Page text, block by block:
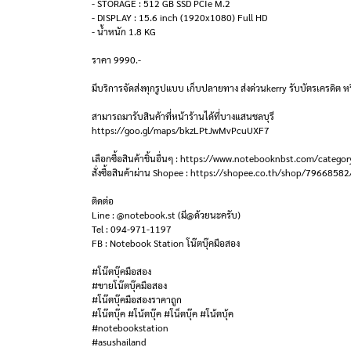
- STORAGE : 512 GB SSD PCIe M.2
- DISPLAY : 15.6 inch (1920x1080) Full HD
- น้ำหนัก 1.8 KG
ราคา 9990.-
มีบริการจัดส่งทุกรูปแบบ เก็บปลายทาง ส่งด่วนkerry รับบัตรเครดิต
สามารถมารับสินค้าที่หน้าร้านได้ที่บางแสนชลบุรี
https://goo.gl/maps/bkzLPtJwMvPcuUXF7
เลือกซื้อสินค้าชิ้นอื่นๆ : https://www.notebooknbst.com/
สั่งซื้อสินค้าผ่าน Shopee : https://shopee.co.th/shop/
ติดต่อ
Line : @notebook.st (มี@ด้วยนะครับ)
Tel : 094-971-1197
FB : Notebook Station โน๊ตบุ๊คมือสอง
#โน๊ตบุ๊คมือสอง
#ขายโน๊ตบุ๊คมือสอง
#โน๊ตบุ๊คมือสองราคาถูก
#โน๊ตบุ๊ค #โน้ตบุ๊ค #โน็ตบุ๊ค #โน้ตบุ้ค
#notebookstation
#asushailand